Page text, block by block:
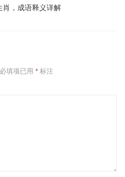
肖，成语释义详解
必填项已用 *标注